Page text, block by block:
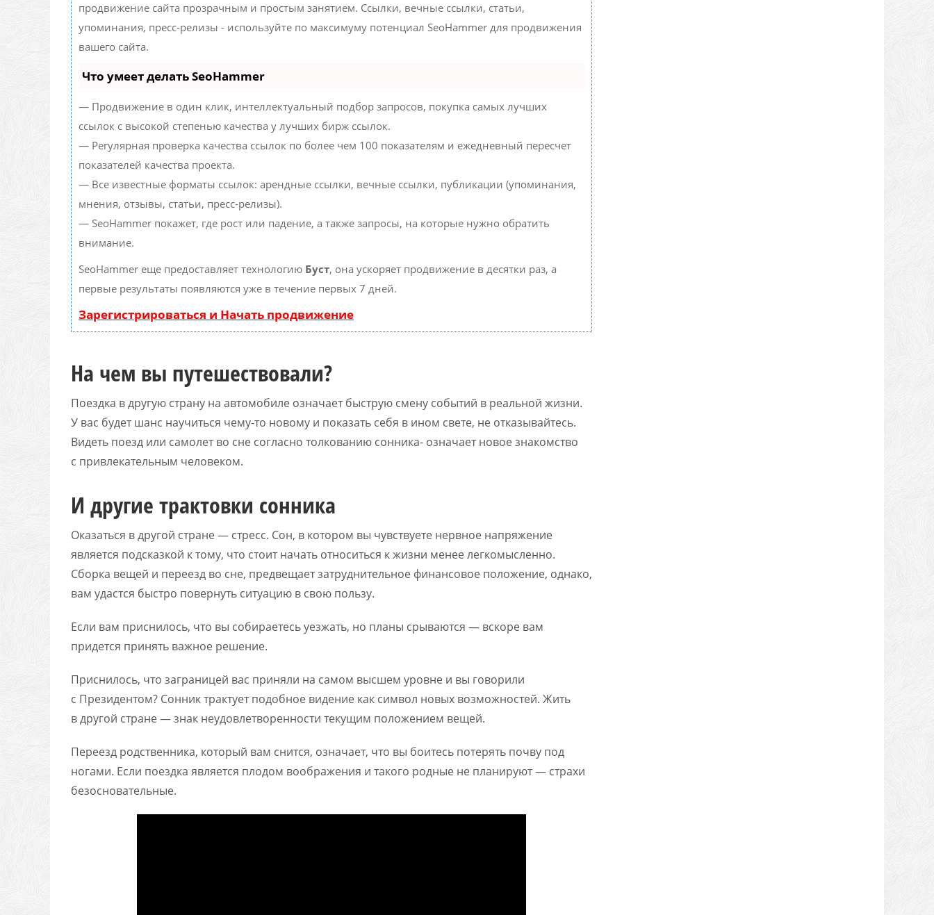
продвижение сайта прозрачным и простым занятием. Ссылки, вечные ссылки, статьи,
упоминания, пресс-релизы - используйте по максимуму потенциал SeoHammer для продвижения
вашего сайта.
Что умеет делать SeoHammer
— Продвижение в один клик, интеллектуальный подбор запросов, покупка самых лучших
ссылок с высокой степенью качества у лучших бирж ссылок.
— Регулярная проверка качества ссылок по более чем 100 показателям и ежедневный пересчет
показателей качества проекта.
— Все известные форматы ссылок: арендные ссылки, вечные ссылки, публикации (упоминания,
мнения, отзывы, статьи, пресс-релизы).
— SeoHammer покажет, где рост или падение, а также запросы, на которые нужно обратить
внимание.
SeoHammer еще предоставляет технологию Буст, она ускоряет продвижение в десятки раз, а
первые результаты появляются уже в течение первых 7 дней.
Зарегистрироваться и Начать продвижение
На чем вы путешествовали?
Поездка в другую страну на автомобиле означает быструю смену событий в реальной жизни.
У вас будет шанс научиться чему-то новому и показать себя в ином свете, не отказывайтесь.
Видеть поезд или самолет во сне согласно толкованию сонника- означает новое знакомство
с привлекательным человеком.
И другие трактовки сонника
Оказаться в другой стране — стресс. Сон, в котором вы чувствуете нервное напряжение
является подсказкой к тому, что стоит начать относиться к жизни менее легкомысленно.
Сборка вещей и переезд во сне, предвещает затруднительное финансовое положение, однако,
вам удастся быстро повернуть ситуацию в свою пользу.
Если вам приснилось, что вы собираетесь уезжать, но планы срываются — вскоре вам
придется принять важное решение.
Приснилось, что заграницей вас приняли на самом высшем уровне и вы говорили
с Президентом? Сонник трактует подобное видение как символ новых возможностей. Жить
в другой стране — знак неудовлетворенности текущим положением вещей.
Переезд родственника, который вам снится, означает, что вы боитесь потерять почву под
ногами. Если поездка является плодом воображения и такого родные не планируют — страхи
безосновательные.